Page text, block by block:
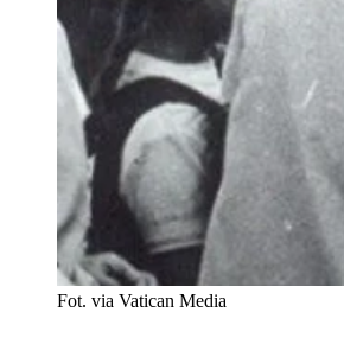
Fot. via Vatican Media